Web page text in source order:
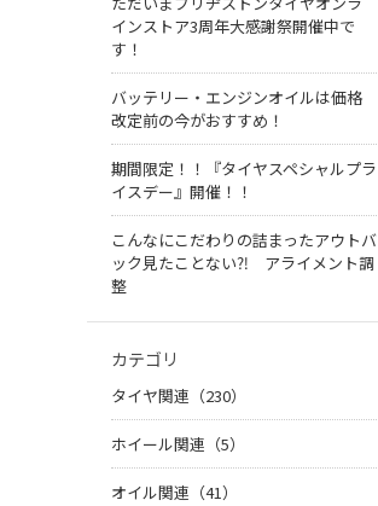
インストア3周年大感謝祭開催中で
す！
バッテリー・エンジンオイルは価格
改定前の今がおすすめ！
期間限定！！『タイヤスペシャルプラ
イスデー』開催！！
こんなにこだわりの詰まったアウトバ
ック見たことない⁈ アライメント調
整
カテゴリ
タイヤ関連（230）
ホイール関連（5）
オイル関連（41）